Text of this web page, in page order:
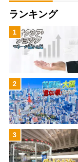
ランキング
1
2
3